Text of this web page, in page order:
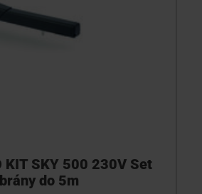
KIT SKY 500 230V Set
do 5m